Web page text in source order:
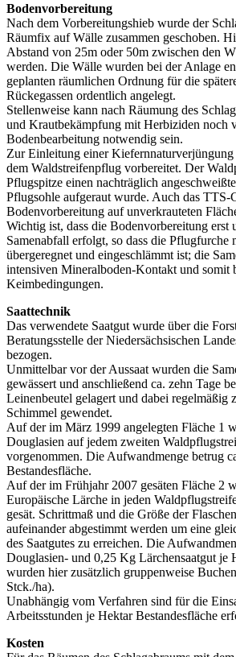
Bodenvorbereitung
Nach dem Vorbereitungshieb wurde der
Räumfix auf Wälle zusammen geschoben.
Abstand von 25m oder 50m zwischen den
werden. Die Wälle wurden bei der Anlage
geplanten räumlichen Ordnung für die
Rückegassen ordentlich angelegt.
Stellenweise kann nach Räumung des
und Krautbekämpfung mit Herbiziden noch
Bodenbearbeitung notwendig sein.
Zur Einleitung einer
dem Waldstreifenpflug vorbereitet. Der
Pflugspitze einen nachträglich
Pflugsohle aufgeraut wurde. Auch das TTS-
Bodenvorbereitung auf unverkrauteten
Wichtig ist, dass die Bodenvorbereitung erst
Samenabfall erfolgt, so dass die Pflugfurche
übergeregnet und eingeschlämmt ist; die
intensiven Mineralboden-Kontakt und somit
Keimbedingungen.
Saattechnik
Das verwendete Saatgut wurde über die
Beratungsstelle der Niedersächsischen
bezogen.
Unmittelbar vor der Aussaat wurden die
gewässert und anschließend ca. zehn Tage
Leinenbeutel gelagert und dabei regelmäßig
Schimmel gewendet.
Auf der im März 1999 angelegten Fläche 1
Douglasien auf jedem zweiten
vorgenommen. Die Aufwandmenge betrug
Bestandesfläche.
Auf der im Frühjahr 2007 gesäten Fläche 2
Europäische Lärche in jeden
gesät. Schrittmaß und die Größe der
aufeinander abgestimmt werden um eine
des Saatgutes zu erreichen. Die
Douglasien- und 0,25 Kg Lärchensaatgut je
wurden hier zusätzlich gruppenweise
Stck./ha).
Unabhängig vom Verfahren sind für die
Arbeitsstunden je Hektar Bestandesfläche
Kosten